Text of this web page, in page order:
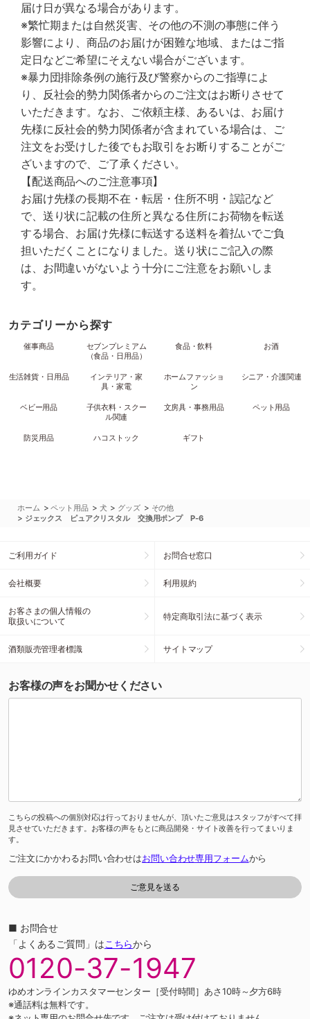
届け日が異なる場合があります。
※繁忙期または自然災害、その他の不測の事態に伴う
影響により、商品のお届けが困難な地域、またはご指
定日などご希望にそえない場合がございます。
※暴力団排除条例の施行及び警察からのご指導によ
り、反社会的勢力関係者からのご注文はお断りさせて
いただきます。なお、ご依頼主様、あるいは、お届け
先様に反社会的勢力関係者が含まれている場合は、ご
注文をお受けした後でもお取引をお断りすることがご
ざいますので、ご了承ください。
【配送商品へのご注意事項】
お届け先様の長期不在・転居・住所不明・誤記など
で、送り状に記載の住所と異なる住所にお荷物を転送
する場合、お届け先様に転送する送料を着払いでご負
担いただくことになりました。送り状にご記入の際
は、お間違いがないよう十分にご注意をお願いしま
す。
カテゴリーから探す
催事商品
セブンプレミアム
（食品・日用品）
食品・飲料 お酒
生活雑貨・日用品
インテリア・家
具・家電
ホームファッショ
ン
シニア・介護関連
ベビー用品
子供衣料・スクー
ル関連
文房具・事務用品 ペット用品
防災用品 ハコストック ギフト
ホーム >ペット用品 > 犬 > グッズ > その他
> ジェックス ピュアクリスタル 交換用ポンプ P-6
ご利用ガイド お問合せ窓口
会社概要 利用規約
お客さまの個人情報の
取扱いについて
特定商取引法に基づく表示
酒類販売管理者標識 サイトマップ
お客様の声をお聞かせください
こちらの投稿への個別対応は行っておりませんが、頂いたご意見はスタッフがすべて拝
見させていただきます。お客様の声をもとに商品開発・サイト改善を行ってまいりま
す。
ご注文にかかわるお問い合わせはお問い合わせ専用フォームから
■ お問合せ
「よくあるご質問」はこちらから
0120-37-1947
ゆめオンラインカスタマーセンター［受付時間］あさ10時～夕方6時
※通話料は無料です。